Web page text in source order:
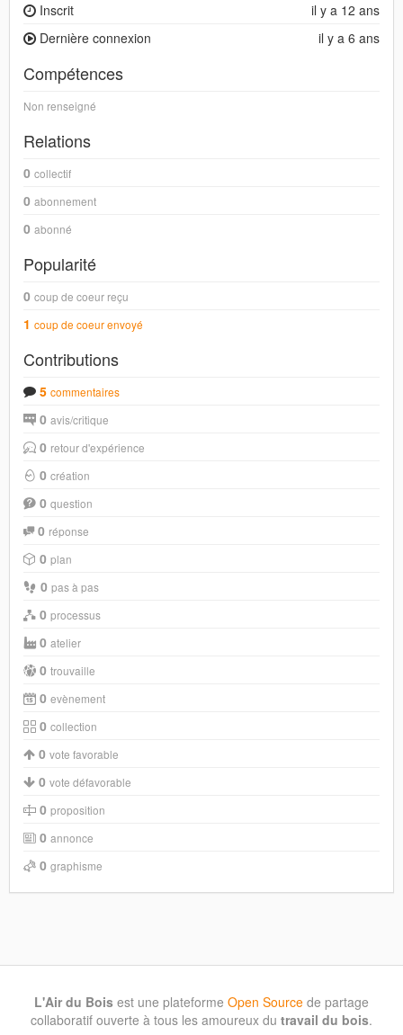
il y a 12 ans
Inscrit
il y a 6 ans
Dernière connexion
Compétences
Non renseigné
Relations
0 collectif
0 abonnement
0 abonné
Popularité
0 coup de coeur reçu
1 coup de coeur envoyé
Contributions
5 commentaires
0 avis/critique
0 retour d'expérience
0 création
0 question
0 réponse
0 plan
0 pas à pas
0 processus
0 atelier
0 trouvaille
0 evènement
0 collection
0 vote favorable
0 vote défavorable
0 proposition
0 annonce
0 graphisme
L'Air du Bois est une plateforme Open Source de partage
collaboratif ouverte à tous les amoureux du travail du bois.